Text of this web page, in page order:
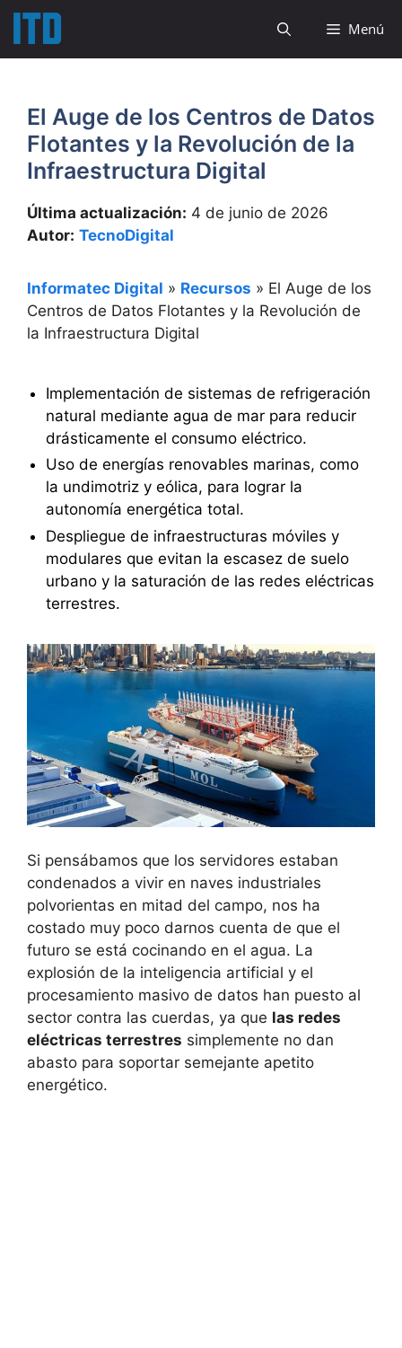
Saltar
contenido
Menú
El Auge de los Centros de Datos
Flotantes y la Revolución de la
Infraestructura Digital
Última actualización: 4 de junio de 2026
Autor: TecnoDigital
Informatec Digital » Recursos » El Auge de los
Centros de Datos Flotantes y la Revolución de
la Infraestructura Digital
Implementación de sistemas de refrigeración
natural mediante agua de mar para reducir
drásticamente el consumo eléctrico.
Uso de energías renovables marinas, como
la undimotriz y eólica, para lograr la
autonomía energética total.
Despliegue de infraestructuras móviles y
modulares que evitan la escasez de suelo
urbano y la saturación de las redes eléctricas
terrestres.
Si pensábamos que los servidores estaban
condenados a vivir en naves industriales
polvorientas en mitad del campo, nos ha
costado muy poco darnos cuenta de que el
futuro se está cocinando en el agua. La
explosión de la inteligencia artificial y el
procesamiento masivo de datos han puesto al
sector contra las cuerdas, ya que las redes
eléctricas terrestres simplemente no dan
abasto para soportar semejante apetito
energético.